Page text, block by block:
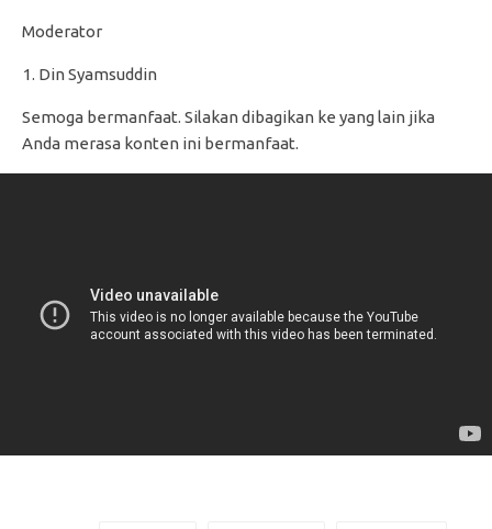
Moderator
Din Syamsuddin
Semoga bermanfaat. Silakan dibagikan ke yang lain jika
Anda merasa konten ini bermanfaat.